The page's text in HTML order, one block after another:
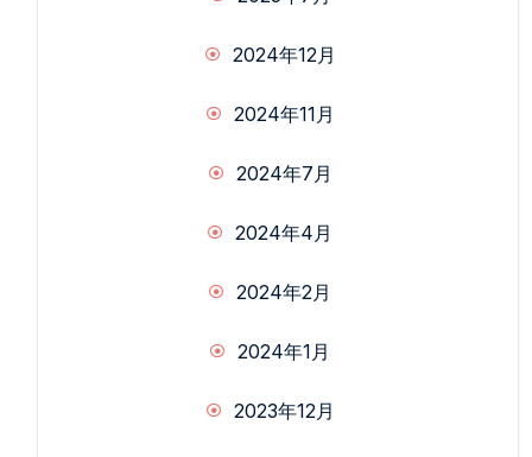
2024年12月
2024年11月
2024年7月
2024年4月
2024年2月
2024年1月
2023年12月